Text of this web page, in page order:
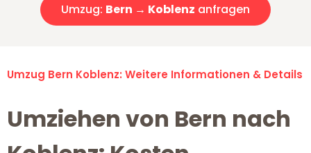
Umzug: Bern → Koblenz anfragen
Umzug Bern Koblenz: Weitere Informationen & Details
Umziehen von Bern nach